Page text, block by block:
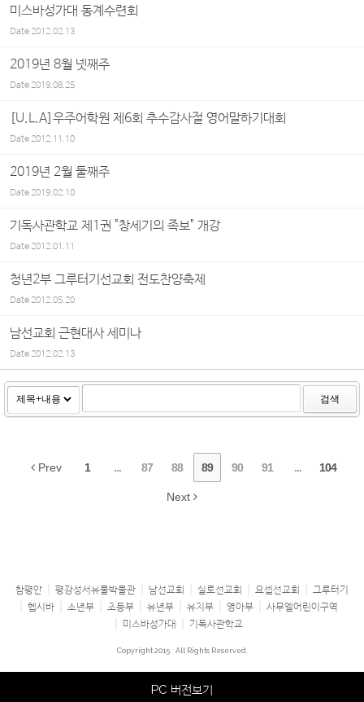
미스바성가대 동계수련회
Date2012.02.13
2019년 8월 넷째주
Date2019.08.25
[U.L.A]우주어학원 제6회 추수감사절 영어말하기대회
Date2012.11.10
2019년 2월 둘째주
Date2019.02.10
기독사관학교 제1권 "창세기의 족보" 개강
Date2012.01.11
청년2부 그루터기선교회 전도찬양축제
Date2012.05.20
남선교회 근현대사 세미나
Date2012.02.13
검색
Prev 1 ... 87 88 89 90 91 ... 104
Next
참평안 평강성서유물박물관 남선교회 실로선교회 요셉선교회
그루터기
헵시바
소년부 초등부 유년부 유치부 영아부
사무엘어린이구역
미스바성가대
기독사관학교
Copyright 2015 All Rights Reserved.
PC 버전보기